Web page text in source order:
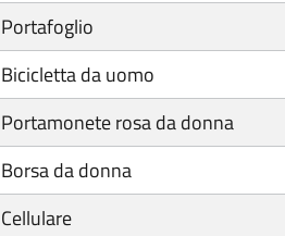
Portafoglio
Bicicletta da uomo
Portamonete rosa da donna
Borsa da donna
Cellulare